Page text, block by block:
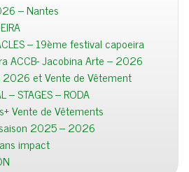
– Nantes
– 19ème festival capoeira
ACCB- Jacobina Arte – 2026
2026 et Vente de Vêtement
– STAGES – RODA
Vente de Vêtements
2025 – 2026
impact